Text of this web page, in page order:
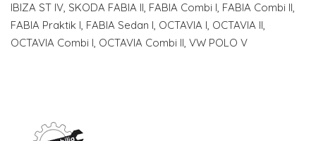
IBIZA ST IV, SKODA FABIA II, FABIA Combi I, FABIA Combi II,
FABIA Praktik I, FABIA Sedan I, OCTAVIA I, OCTAVIA II,
OCTAVIA Combi I, OCTAVIA Combi II, VW POLO V